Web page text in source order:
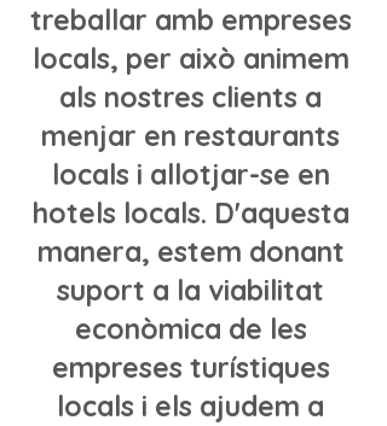
treballar amb empreses
locals, per això animem
als nostres clients a
menjar en restaurants
locals i allotjar-se en
hotels locals. D'aquesta
manera, estem donant
suport a la viabilitat
econòmica de les
empreses turístiques
locals i els ajudem a